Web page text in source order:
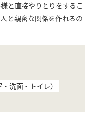
と直接やりとりをするこ
と親密な関係を作れるの
洗面・トイレ）